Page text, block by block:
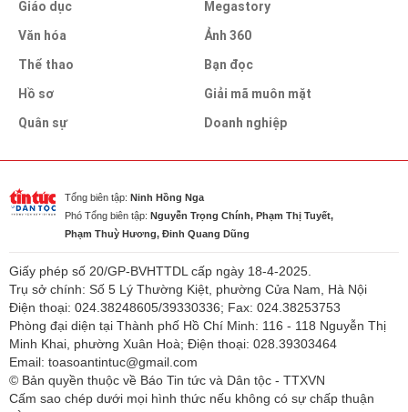
Giáo dục
Văn hóa
Thể thao
Hồ sơ
Quân sự
Megastory
Ảnh 360
Bạn đọc
Giải mã muôn mặt
Doanh nghiệp
Tổng biên tập: Ninh Hồng Nga
Phó Tổng biên tập: Nguyễn Trọng Chính, Phạm Thị Tuyết,
Phạm Thuỳ Hương, Đinh Quang Dũng
Giấy phép số 20/GP-BVHTTDL cấp ngày 18-4-2025.
Trụ sở chính: Số 5 Lý Thường Kiệt, phường Cửa Nam, Hà Nội
Điện thoại: 024.38248605/39330336; Fax: 024.38253753
Phòng đại diện tại Thành phố Hồ Chí Minh: 116 - 118 Nguyễn Thị
Minh Khai, phường Xuân Hoà; Điện thoại: 028.39303464
Email: toasoantintuc@gmail.com
© Bản quyền thuộc về Báo Tin tức và Dân tộc - TTXVN
Cấm sao chép dưới mọi hình thức nếu không có sự chấp thuận